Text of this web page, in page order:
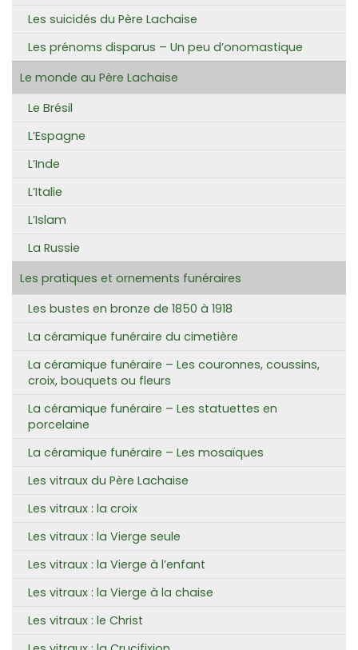
Les suicidés du Père Lachaise
Les prénoms disparus – Un peu d’onomastique
Le monde au Père Lachaise
Le Brésil
L’Espagne
L’Inde
L’Italie
L’Islam
La Russie
Les pratiques et ornements funéraires
Les bustes en bronze de 1850 à 1918
La céramique funéraire du cimetière
La céramique funéraire – Les couronnes, coussins,
croix, bouquets ou fleurs
La céramique funéraire – Les statuettes en
porcelaine
La céramique funéraire – Les mosaïques
Les vitraux du Père Lachaise
Les vitraux : la croix
Les vitraux : la Vierge seule
Les vitraux : la Vierge à l’enfant
Les vitraux : la Vierge à la chaise
Les vitraux : le Christ